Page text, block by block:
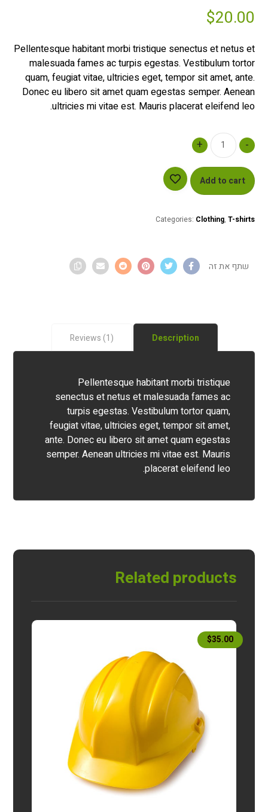
based on
customer
$20.00
Pellentesque habitant morbi tristique senectus et netus et
malesuada fames ac turpis egestas. Vestibulum tortor
quam, feugiat vitae, ultricies eget, tempor sit amet, ante.
Donec eu libero sit amet quam egestas semper. Aenean
ultricies mi vitae est. Mauris placerat eleifend leo.
-
+
Add to cart
Categories: Clothing, T-shirts
Description
Reviews (1)
Pellentesque habitant morbi tristique
senectus et netus et malesuada fames ac
turpis egestas. Vestibulum tortor quam,
feugiat vitae, ultricies eget, tempor sit amet,
ante. Donec eu libero sit amet quam egestas
semper. Aenean ultricies mi vitae est. Mauris
placerat eleifend leo.
Related products
$35.00